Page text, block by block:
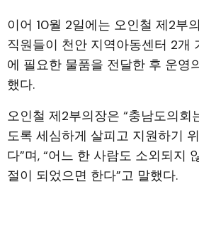
이어 10월 2일에는 오인철 제2부
직원들이 천안 지역아동센터 2개
에 필요한 물품을 전달한 후 운영
했다.
오인철 제2부의장은 “충남도의회
도록 세심하게 살피고 지원하기
다”며, “어느 한 사람도 소외되지
절이 되었으면 한다”고 말했다.